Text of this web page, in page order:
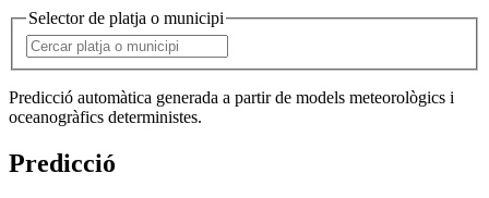
Selector de platja o municipi
Predicció automàtica generada a partir de models meteorològics i
oceanogràfics deterministes.
Predicció